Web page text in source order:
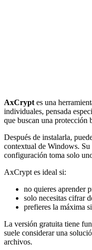
AxCrypt es una
individuales, pensada
que buscan una protección
Después de instalarla,
contextual de Windows.
configuración toma solo
AxCrypt es ideal si:
no quieres aprender
solo necesitas cifrar
prefieres la máxima
La versión gratuita tiene
suele considerar una
archivos.